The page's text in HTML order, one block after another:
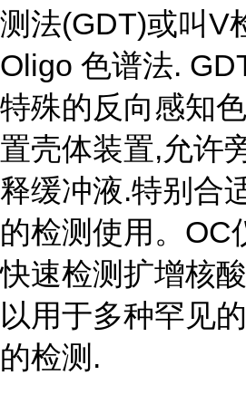
测法(GDT)或叫V
Oligo 色谱法.
特殊的反向感知
置壳体装置,允许
释缓冲液.特别合
的检测使用。OC
快速检测扩增核
以用于多种罕见
的检测.